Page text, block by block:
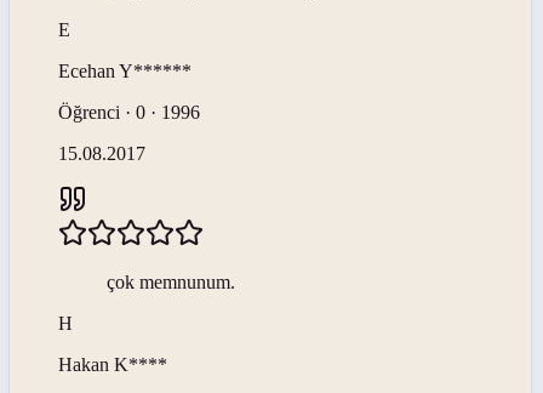
E
Ecehan Y******
Öğrenci · 0 · 1996
15.08.2017
çok memnunum.
H
Hakan K****